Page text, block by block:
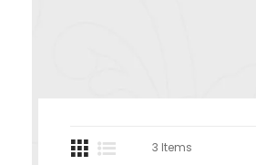
3 Items